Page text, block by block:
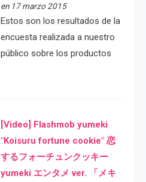
en 17 marzo 2015
Estos son los resultados de la
encuesta realizada a nuestro
público sobre los productos
[Video] Flashmob yumeki
"Koisuru fortune cookie" 恋
するフォーチュンクッキー
yumeki エンタメ ver. 「メキ